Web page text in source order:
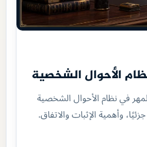
الأحوال الشخصية
في نظام الأحوال الشخصية
وأهمية الإثبات والاتفاق.